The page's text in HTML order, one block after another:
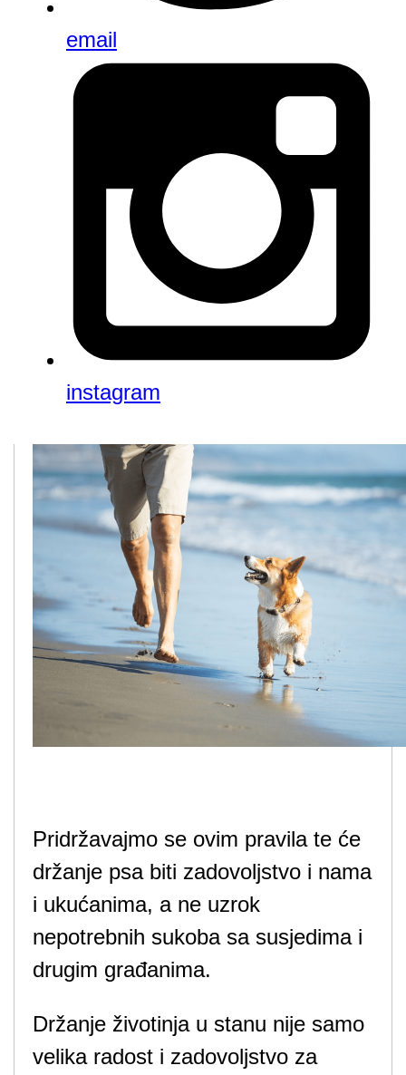
email
instagram
Pridržavajmo se ovim pravila te će
držanje psa biti zadovoljstvo i nama
i ukućanima, a ne uzrok
nepotrebnih sukoba sa susjedima i
drugim građanima.
Držanje životinja u stanu nije samo
velika radost i zadovoljstvo za